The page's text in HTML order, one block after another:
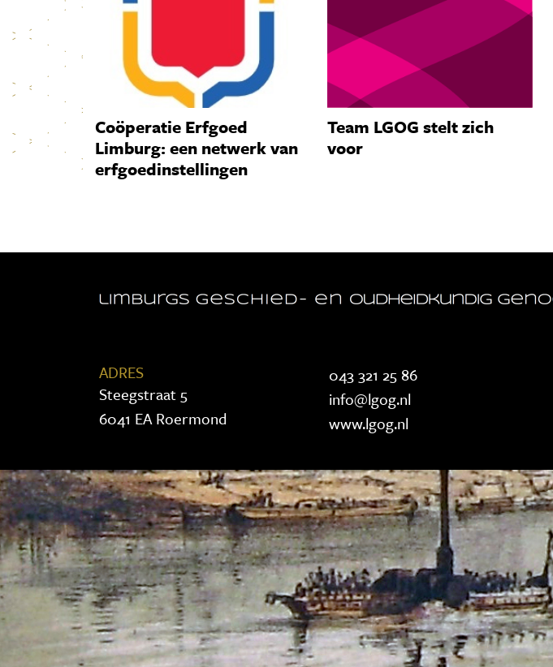
Coöperatie Erfgoed
Limburg: een netwerk van
erfgoedinstellingen
Team LGOG stelt zich
voor
ADRES
Steegstraat 5
6041 EA Roermond
043 321 25 86
info@lgog.nl
www.lgog.nl